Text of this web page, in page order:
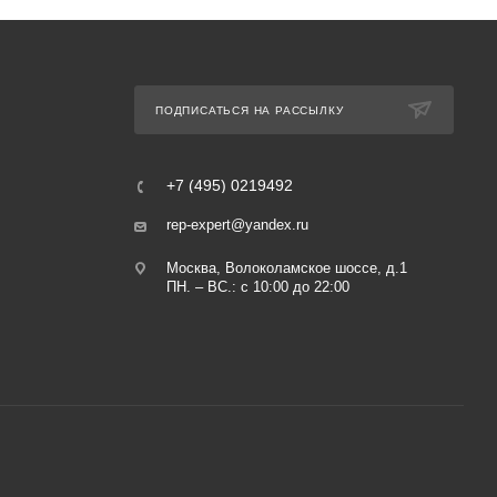
ПОДПИСАТЬСЯ НА РАССЫЛКУ
+7 (495) 0219492
rep-expert@yandex.ru
Москва, Волоколамское шоссе, д.1
ПН. – ВС.: с 10:00 до 22:00